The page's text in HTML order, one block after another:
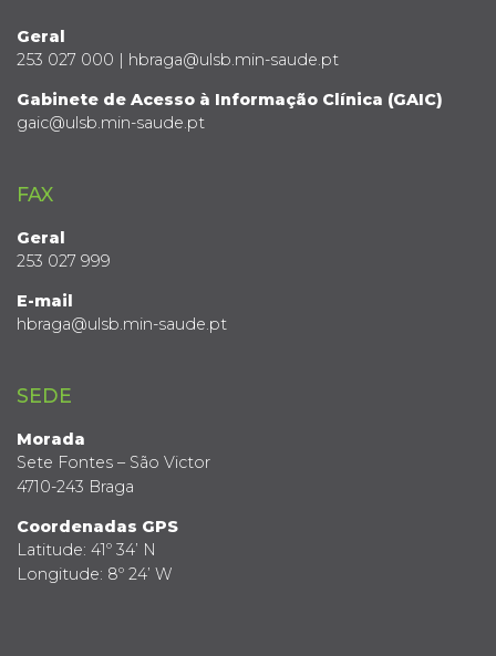
Geral
253 027 000 | hbraga@ulsb.min-saude.pt
Gabinete de Acesso à Informação Clínica (GAIC)
gaic@ulsb.min-saude.pt
FAX
Geral
253 027 999
E-mail
hbraga@ulsb.min-saude.pt
SEDE
Morada
Sete Fontes – São Victor
4710-243 Braga
Coordenadas GPS
Latitude: 41º 34’ N
Longitude: 8º 24’ W